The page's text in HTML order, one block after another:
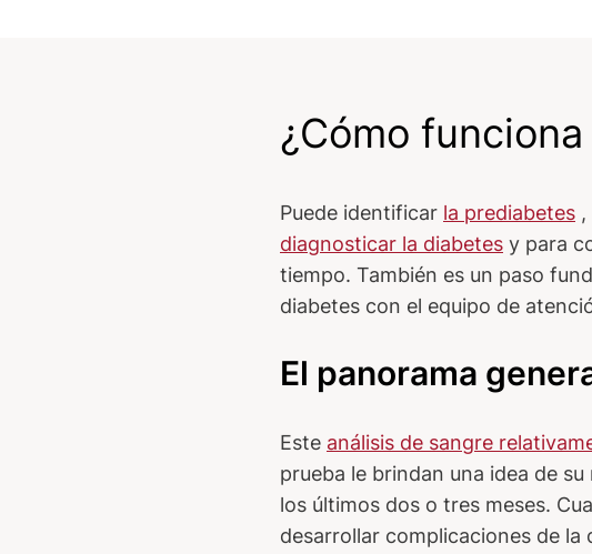
¿Cómo
Puede identificar la prediabetes
diagnosticar la diabetes y para
tiempo. También es un paso
diabetes con el equipo de
El panorama
Este análisis de sangre
prueba le brindan una idea de
los últimos dos o tres meses.
desarrollar complicaciones de la